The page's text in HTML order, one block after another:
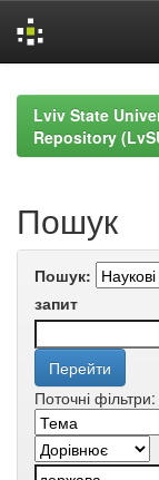
navigationLviv State
Repository
Пошук
Пошук:
запит
Поточні фільтри: